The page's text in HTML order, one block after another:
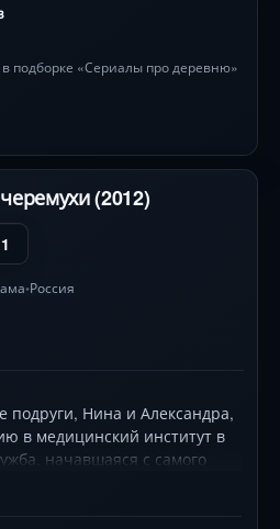
в подборке «Сериалы про деревню»
(2012)
•Россия
подруги, Нина и Александра,
в медицинский институт в
начавшаяся с самого
и они готовы преодолеть